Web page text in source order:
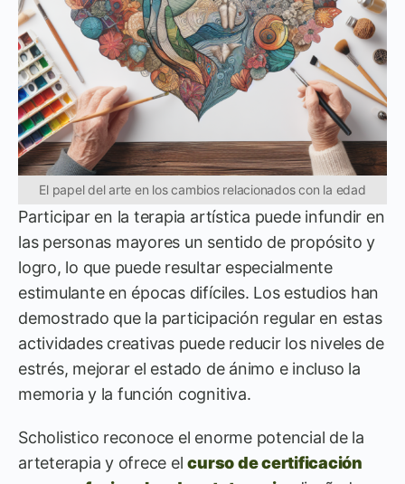
El papel del arte en los cambios relacionados con la edad
Participar en la terapia artística puede infundir en
las personas mayores un sentido de propósito y
logro, lo que puede resultar especialmente
estimulante en épocas difíciles. Los estudios han
demostrado que la participación regular en estas
actividades creativas puede reducir los niveles de
estrés, mejorar el estado de ánimo e incluso la
memoria y la función cognitiva.
Scholistico reconoce el enorme potencial de la
arteterapia y ofrece elcurso de certificación